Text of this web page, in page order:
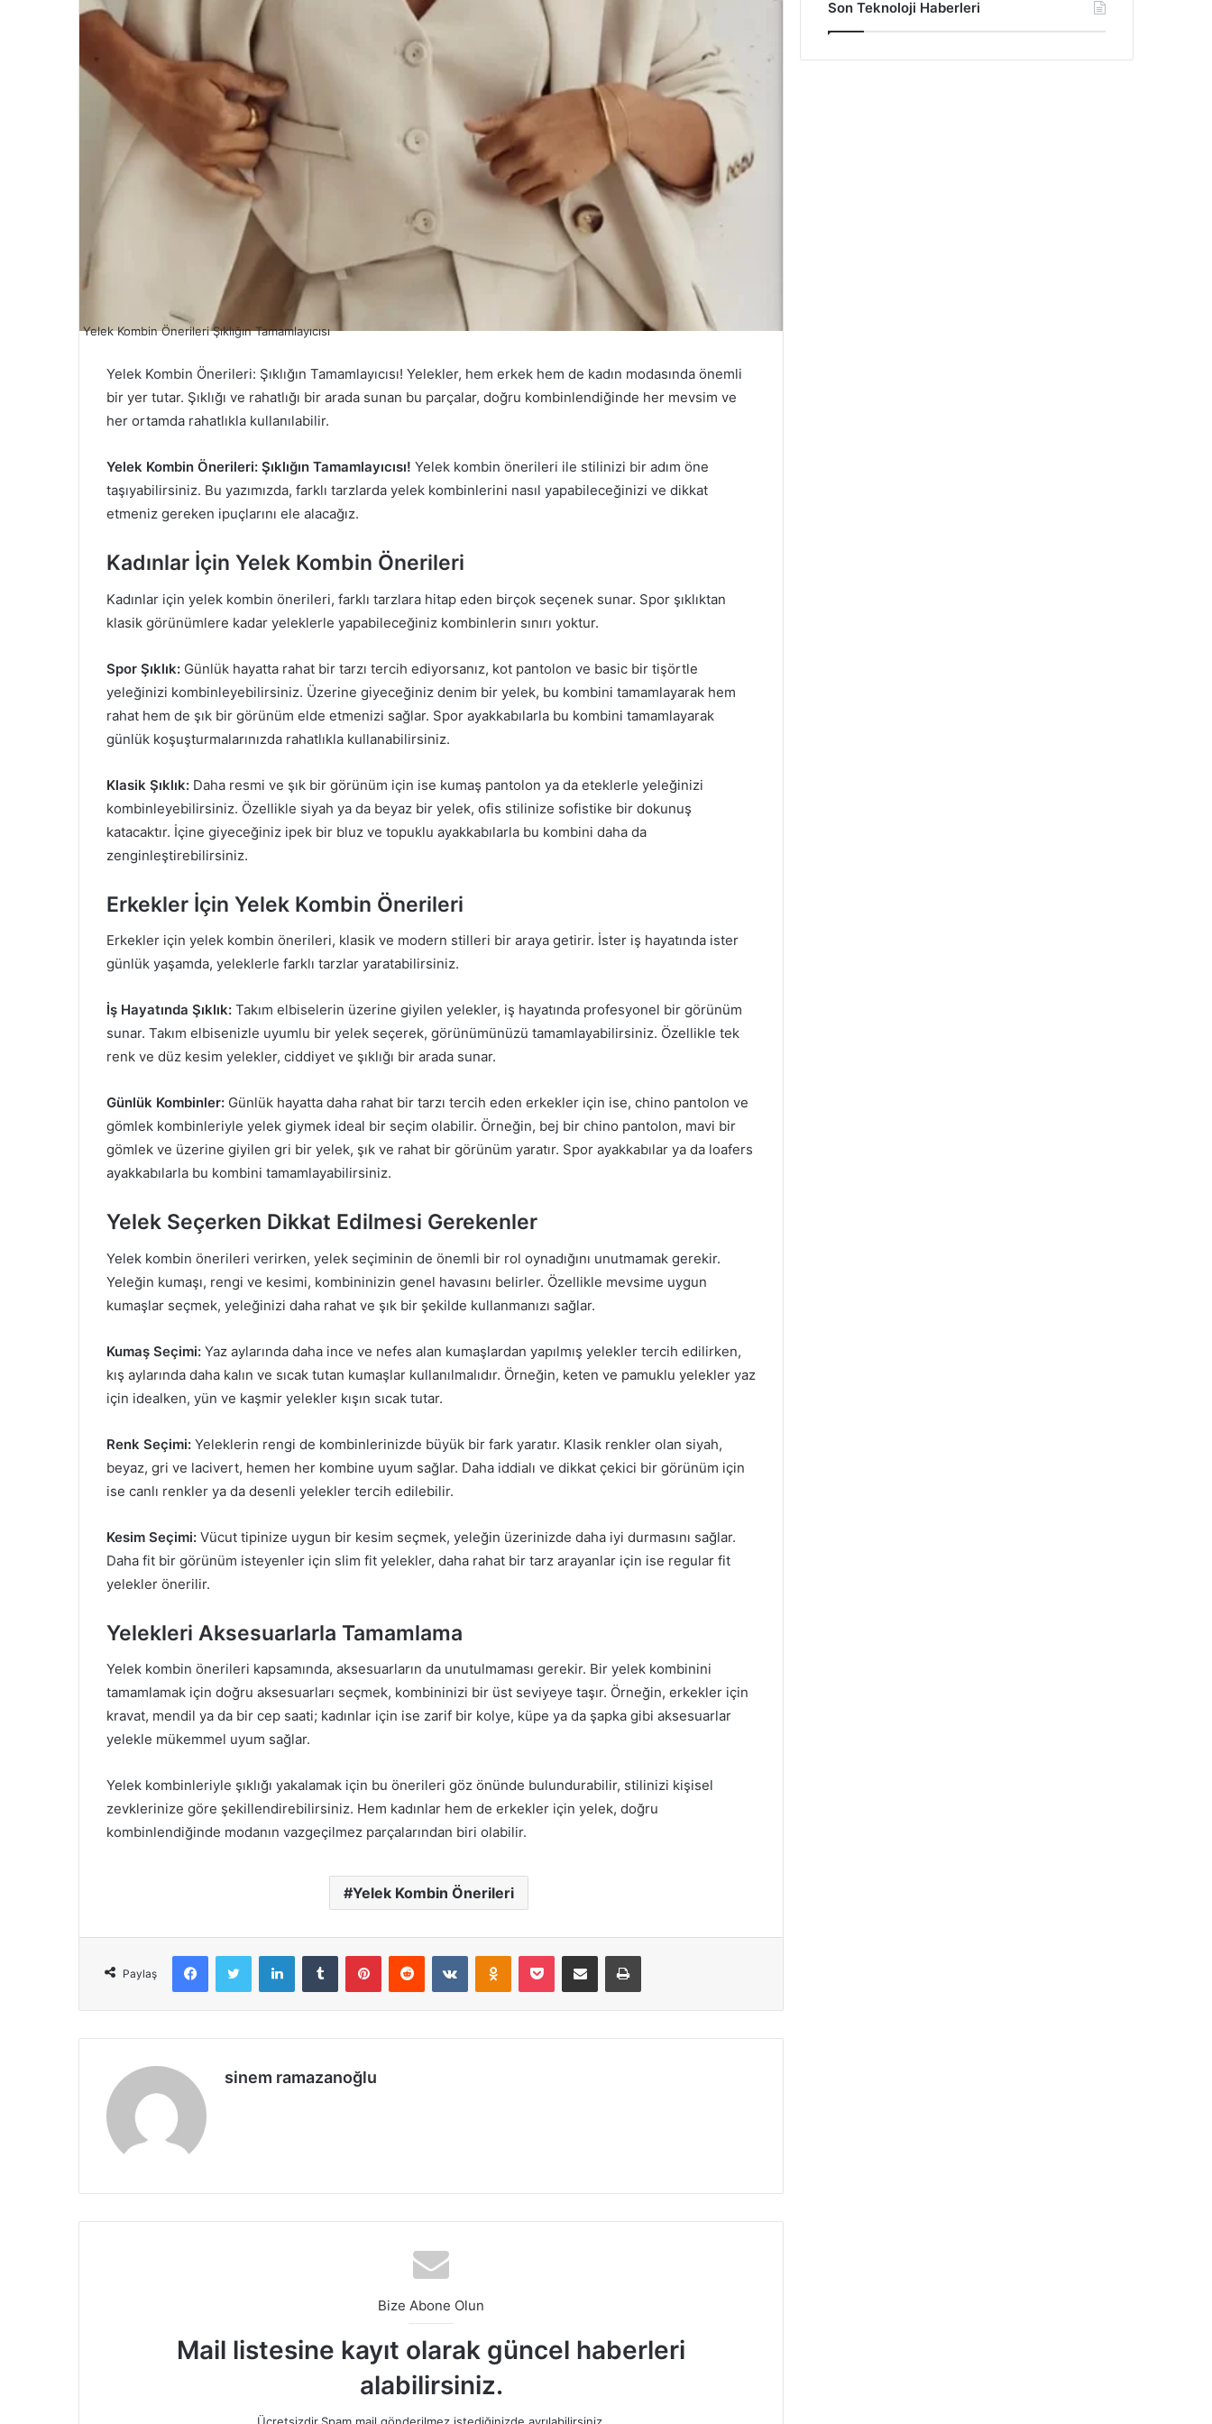
Yelek Kombin Önerileri Şıklığın Tamamlayıcısı
Yelek Kombin Önerileri: Şıklığın Tamamlayıcısı! Yelekler, hem erkek hem de kadın modasında önemli
bir yer tutar. Şıklığı ve rahatlığı bir arada sunan bu parçalar, doğru kombinlendiğinde her mevsim ve
her ortamda rahatlıkla kullanılabilir.
Yelek Kombin Önerileri: Şıklığın Tamamlayıcısı! Yelek kombin önerileri ile stilinizi bir adım öne
taşıyabilirsiniz. Bu yazımızda, farklı tarzlarda yelek kombinlerini nasıl yapabileceğinizi ve dikkat
etmeniz gereken ipuçlarını ele alacağız.
Kadınlar İçin Yelek Kombin Önerileri
Kadınlar için yelek kombin önerileri, farklı tarzlara hitap eden birçok seçenek sunar. Spor şıklıktan
klasik görünümlere kadar yeleklerle yapabileceğiniz kombinlerin sınırı yoktur.
Spor Şıklık: Günlük hayatta rahat bir tarzı tercih ediyorsanız, kot pantolon ve basic bir tişörtle
yeleğinizi kombinleyebilirsiniz. Üzerine giyeceğiniz denim bir yelek, bu kombini tamamlayarak hem
rahat hem de şık bir görünüm elde etmenizi sağlar. Spor ayakkabılarla bu kombini tamamlayarak
günlük koşuşturmalarınızda rahatlıkla kullanabilirsiniz.
Klasik Şıklık: Daha resmi ve şık bir görünüm için ise kumaş pantolon ya da eteklerle yeleğinizi
kombinleyebilirsiniz. Özellikle siyah ya da beyaz bir yelek, ofis stilinize sofistike bir dokunuş
katacaktır. İçine giyeceğiniz ipek bir bluz ve topuklu ayakkabılarla bu kombini daha da
zenginleştirebilirsiniz.
Erkekler İçin Yelek Kombin Önerileri
Erkekler için yelek kombin önerileri, klasik ve modern stilleri bir araya getirir. İster iş hayatında ister
günlük yaşamda, yeleklerle farklı tarzlar yaratabilirsiniz.
İş Hayatında Şıklık: Takım elbiselerin üzerine giyilen yelekler, iş hayatında profesyonel bir görünüm
sunar. Takım elbisenizle uyumlu bir yelek seçerek, görünümünüzü tamamlayabilirsiniz. Özellikle tek
renk ve düz kesim yelekler, ciddiyet ve şıklığı bir arada sunar.
Günlük Kombinler: Günlük hayatta daha rahat bir tarzı tercih eden erkekler için ise, chino pantolon ve
gömlek kombinleriyle yelek giymek ideal bir seçim olabilir. Örneğin, bej bir chino pantolon, mavi bir
gömlek ve üzerine giyilen gri bir yelek, şık ve rahat bir görünüm yaratır. Spor ayakkabılar ya da loafers
ayakkabılarla bu kombini tamamlayabilirsiniz.
Yelek Seçerken Dikkat Edilmesi Gerekenler
Yelek kombin önerileri verirken, yelek seçiminin de önemli bir rol oynadığını unutmamak gerekir.
Yeleğin kumaşı, rengi ve kesimi, kombininizin genel havasını belirler. Özellikle mevsime uygun
kumaşlar seçmek, yeleğinizi daha rahat ve şık bir şekilde kullanmanızı sağlar.
Kumaş Seçimi: Yaz aylarında daha ince ve nefes alan kumaşlardan yapılmış yelekler tercih edilirken,
kış aylarında daha kalın ve sıcak tutan kumaşlar kullanılmalıdır. Örneğin, keten ve pamuklu yelekler yaz
için idealken, yün ve kaşmir yelekler kışın sıcak tutar.
Renk Seçimi: Yeleklerin rengi de kombinlerinizde büyük bir fark yaratır. Klasik renkler olan siyah,
beyaz, gri ve lacivert, hemen her kombine uyum sağlar. Daha iddialı ve dikkat çekici bir görünüm için
ise canlı renkler ya da desenli yelekler tercih edilebilir.
Kesim Seçimi: Vücut tipinize uygun bir kesim seçmek, yeleğin üzerinizde daha iyi durmasını sağlar.
Daha fit bir görünüm isteyenler için slim fit yelekler, daha rahat bir tarz arayanlar için ise regular fit
yelekler önerilir.
Yelekleri Aksesuarlarla Tamamlama
Yelek kombin önerileri kapsamında, aksesuarların da unutulmaması gerekir. Bir yelek kombinini
tamamlamak için doğru aksesuarları seçmek, kombininizi bir üst seviyeye taşır. Örneğin, erkekler için
kravat, mendil ya da bir cep saati; kadınlar için ise zarif bir kolye, küpe ya da şapka gibi aksesuarlar
yelekle mükemmel uyum sağlar.
Yelek kombinleriyle şıklığı yakalamak için bu önerileri göz önünde bulundurabilir, stilinizi kişisel
zevklerinize göre şekillendirebilirsiniz. Hem kadınlar hem de erkekler için yelek, doğru
kombinlendiğinde modanın vazgeçilmez parçalarından biri olabilir.
Yelek Kombin Önerileri
Paylaş
Facebook
X LinkedInTumblr PinterestReddit VKontakteOdnoklassniki
Pocket E-Posta ile paylaş Yazdır
sinem ramazanoğlu
Bize Abone Olun
Mail listesine kayıt olarak güncel haberleri
alabilirsiniz.
Son Teknoloji Haberleri